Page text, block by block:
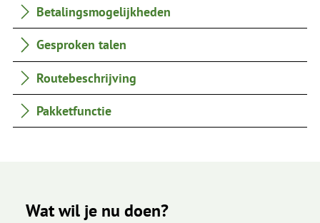
Betalingsmogelijkheden
Gesproken talen
Routebeschrijving
Pakketfunctie
Wat wil je nu doen?